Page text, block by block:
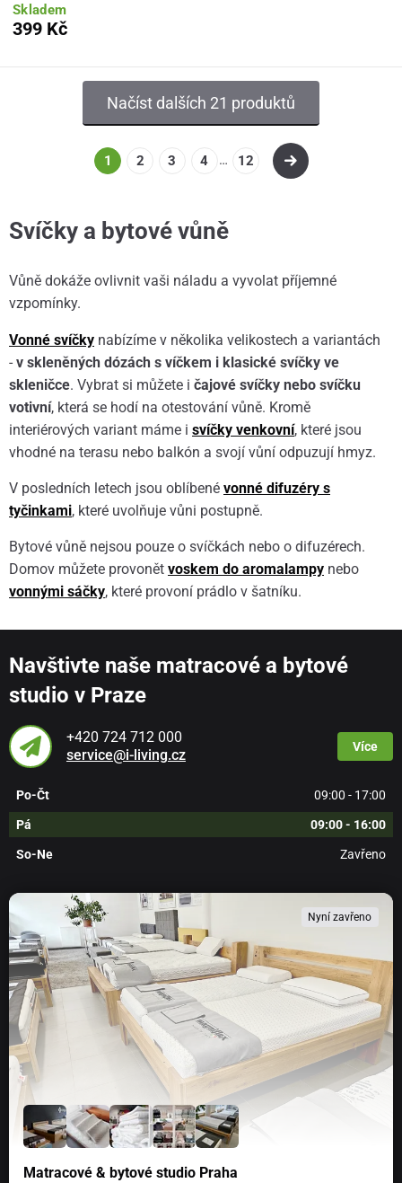
Skladem
399 Kč
Načíst dalších 21 produktů
1 2 3 4 … 12
Svíčky a bytové vůně
Vůně dokáže ovlivnit vaši náladu a vyvolat příjemné
vzpomínky.
Vonné svíčky nabízíme v několika velikostech a variantách
- v skleněných dózách s víčkem i klasické svíčky ve
skleničce. Vybrat si můžete i čajové svíčky nebo svíčku
votivní, která se hodí na otestování vůně. Kromě
interiérových variant máme i svíčky venkovní, které jsou
vhodné na terasu nebo balkón a svojí vůní odpuzují hmyz.
V posledních letech jsou oblíbené vonné difuzéry s
tyčinkami, které uvolňuje vůni postupně.
Bytové vůně nejsou pouze o svíčkách nebo o difuzérech.
Domov můžete provonět voskem do aromalampy nebo
vonnými sáčky, které provoní prádlo v šatníku.
Navštivte naše matracové a bytové
studio v Praze
+420 724 712 000
service@i-living.cz
Více
Po-Čt 09:00 - 17:00
Pá 09:00 - 16:00
So-Ne Zavřeno
Nyní zavřeno
Matracové & bytové studio Praha